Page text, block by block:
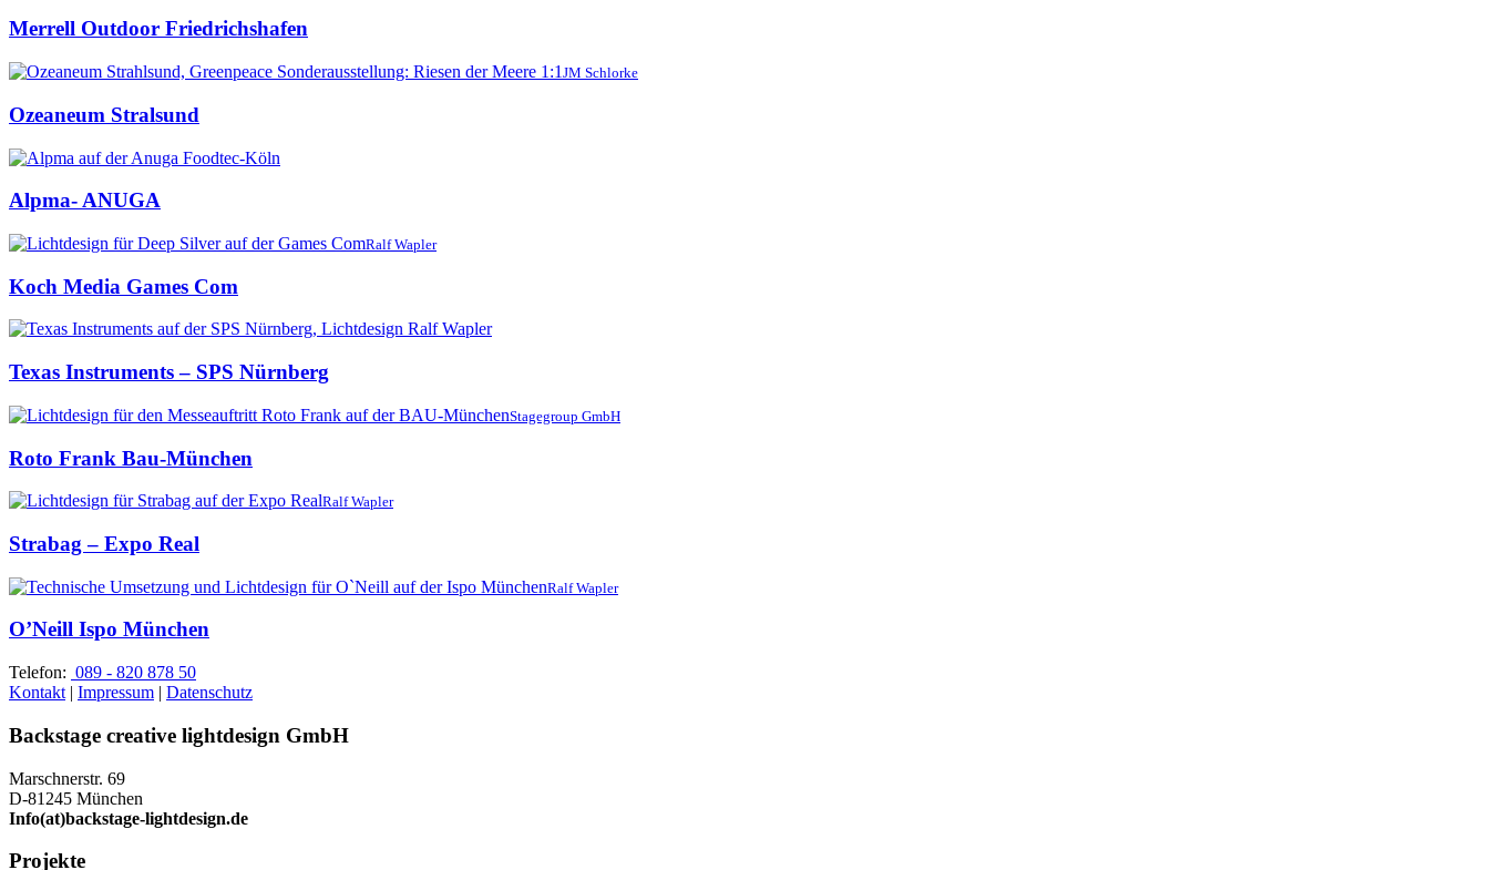
Merrell Outdoor Friedrichshafen
JM Schlorke
Ozeaneum Stralsund
Alpma- ANUGA
Ralf Wapler
Koch Media Games Com
Texas Instruments – SPS Nürnberg
Stagegroup GmbH
Roto Frank Bau-München
Ralf Wapler
Strabag – Expo Real
Ralf Wapler
O’Neill Ispo München
Telefon: 089 - 820 878 50
Kontakt | Impressum | Datenschutz
Backstage creative lightdesign GmbH
Marschnerstr. 69
D-81245 München
Info(at)backstage-lightdesign.de
Projekte